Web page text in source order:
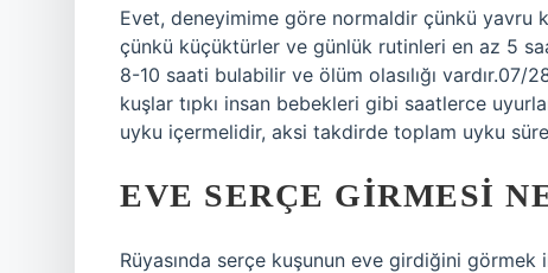
Evet, deneyimime göre normaldir çünkü yavru
çünkü küçüktürler ve günlük rutinleri en az 5
8-10 saati bulabilir ve ölüm olasılığı
kuşlar tıpkı insan bebekleri gibi saatlerce
uyku içermelidir, aksi takdirde toplam uyku
EVE SERÇE GIRMESI
Rüyasında serçe kuşunun eve girdiğini görmek